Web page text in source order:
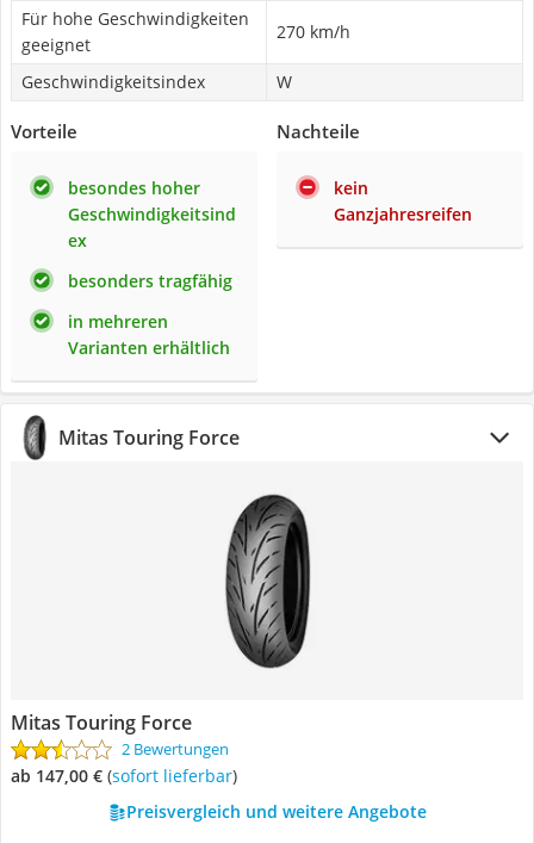
Für hohe Geschwindigkeiten
geeignet
270 km/h
Geschwindigkeitsindex W
Vorteile
besondes hoher
Geschwindigkeitsind
ex
besonders tragfähig
in mehreren
Varianten erhältlich
Nachteile
kein
Ganzjahresreifen
Mitas Touring Force
Mitas Touring Force
2 Bewertungen
ab 147,00 € ( Sofort lieferbar)
Preisvergleich und weitere Angebote